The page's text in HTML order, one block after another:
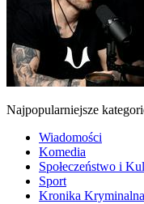
Najpopularniejsze
Wiadomości
Komedia
Społeczeństwo i
Sport
Kronika Kryminalna